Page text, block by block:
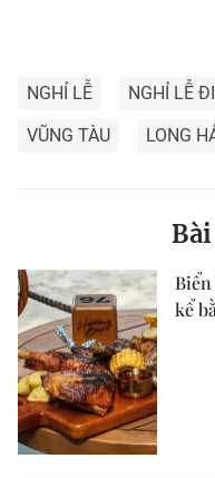
NGHỈ LỄ NGHỈ LỄ
VŨNG TÀU
LONG
kể